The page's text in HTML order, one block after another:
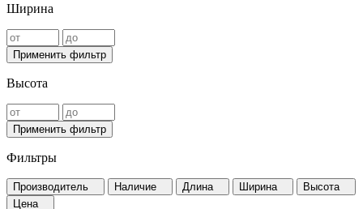
Ширина
Применить фильтр
Высота
Применить фильтр
Фильтры
Производитель Наличие Длина Ширина
Высота
Цена